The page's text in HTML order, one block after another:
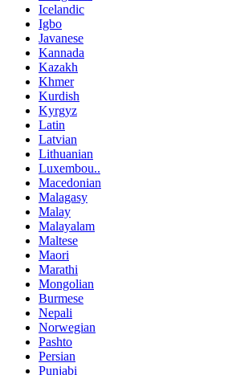
Icelandic
Igbo
Javanese
Kannada
Kazakh
Khmer
Kurdish
Kyrgyz
Latin
Latvian
Lithuanian
Luxembou..
Macedonian
Malagasy
Malay
Malayalam
Maltese
Maori
Marathi
Mongolian
Burmese
Nepali
Norwegian
Pashto
Persian
Punjabi